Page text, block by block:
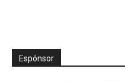
Espónsor